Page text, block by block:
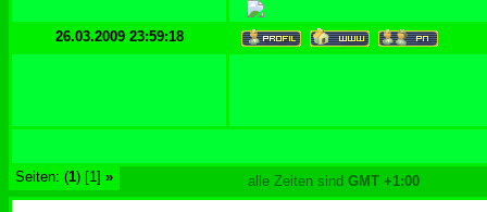
26.03.2009 23:59:18
Seiten: (1) [1] » alle Zeiten sind GMT +1:00